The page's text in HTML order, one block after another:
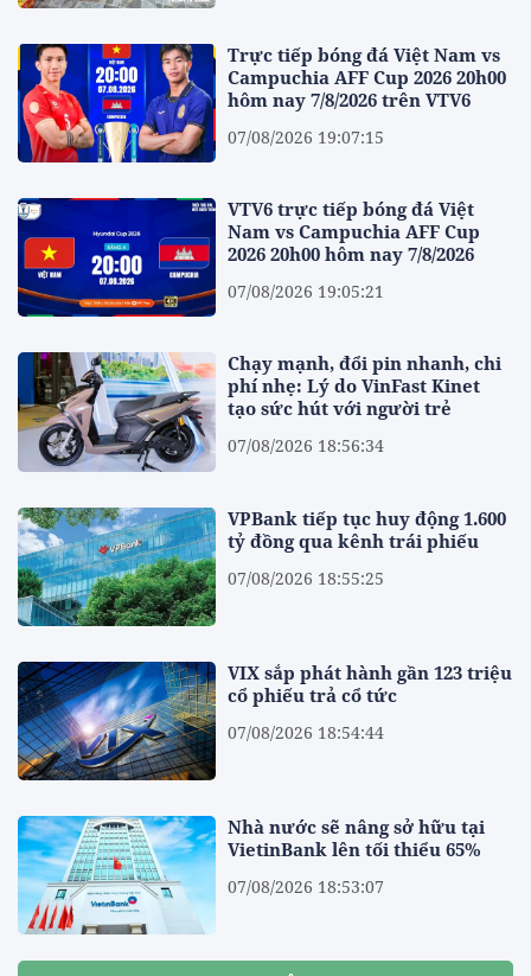
Trực tiếp bóng đá Việt Nam vs
Campuchia AFF Cup 2026 20h00
hôm nay 7/8/2026 trên VTV6
07/08/2026 19:07:15
VTV6 trực tiếp bóng đá Việt
Nam vs Campuchia AFF Cup
2026 20h00 hôm nay 7/8/2026
07/08/2026 19:05:21
Chạy mạnh, đổi pin nhanh, chi
phí nhẹ: Lý do VinFast Kinet
tạo sức hút với người trẻ
07/08/2026 18:56:34
VPBank tiếp tục huy động 1.600
tỷ đồng qua kênh trái phiếu
07/08/2026 18:55:25
VIX sắp phát hành gần 123 triệu
cổ phiếu trả cổ tức
07/08/2026 18:54:44
Nhà nước sẽ nâng sở hữu tại
VietinBank lên tối thiểu 65%
07/08/2026 18:53:07